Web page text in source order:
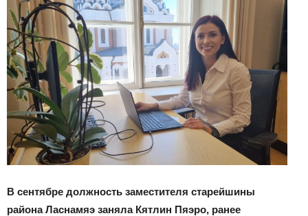
В сентябре должность заместителя старейшины
района Ласнамяэ заняла Кятлин Пяэро, ранее